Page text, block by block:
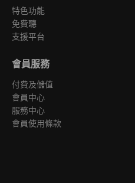
特色功能
免費聽
支援平台
會員服務
付費及儲值
會員中心
服務中心
會員使用條款